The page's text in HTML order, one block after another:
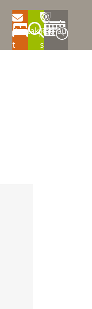
Kontak
t
Rathau
s